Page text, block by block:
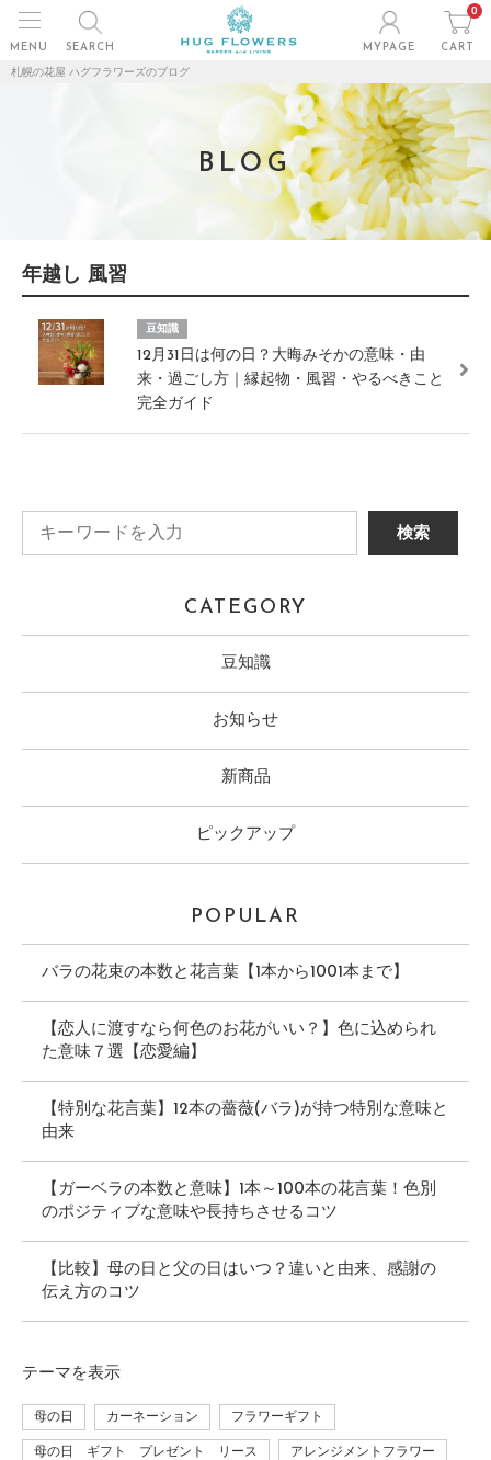
MENU SEARCH MYPAGE
0
CART
札幌の花屋 ハグフラワーズのブログ
BLOG
年越し 風習
豆知識
12月31日は何の日？大晦みそかの意味・由
来・過ごし方｜縁起物・風習・やるべきこと
完全ガイド
CATEGORY
豆知識
お知らせ
新商品
ピックアップ
POPULAR
バラの花束の本数と花言葉【1本から1001本まで】
【恋人に渡すなら何色のお花がいい？】色に込められ
た意味７選【恋愛編】
【特別な花言葉】12本の薔薇(バラ)が持つ特別な意味と
由来
【ガーベラの本数と意味】1本～100本の花言葉！色別
のポジティブな意味や長持ちさせるコツ
【比較】母の日と父の日はいつ？違いと由来、感謝の
伝え方のコツ
テーマ を表示
母の日 カーネーション フラワーギフト
母の日 ギフト プレゼント リース アレンジメントフラワー